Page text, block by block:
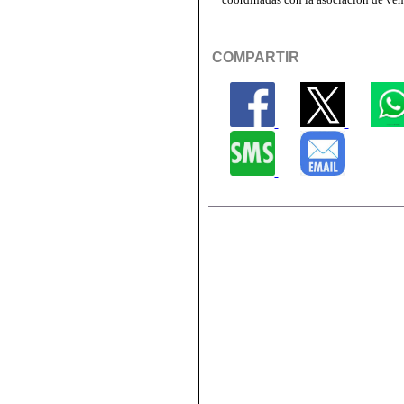
COMPARTIR